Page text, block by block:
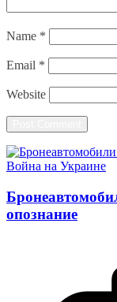
Name *
Email *
Website
Война на Украине
опознание